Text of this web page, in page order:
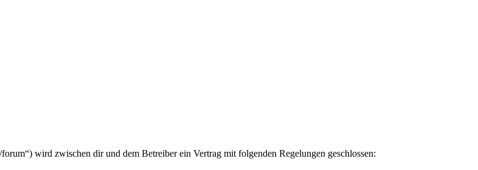
wird zwischen dir und dem Betreiber ein Vertrag mit folgenden Regelungen geschlossen: